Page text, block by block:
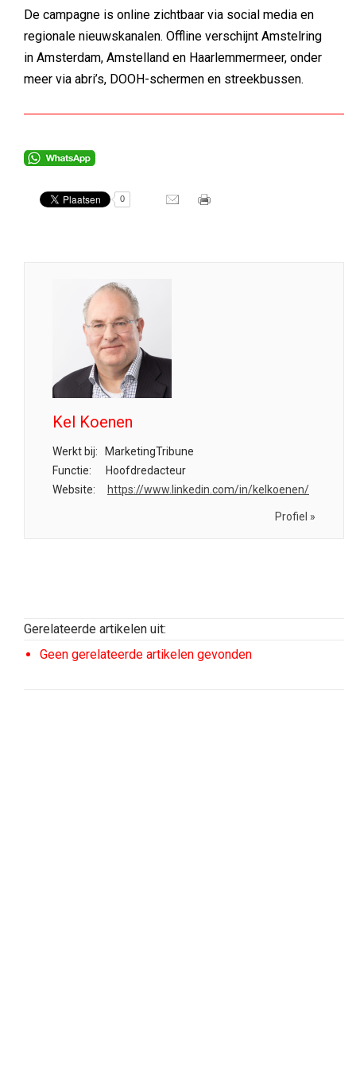
De campagne is online zichtbaar via social media en
regionale nieuwskanalen. Offline verschijnt Amstelring
in Amsterdam, Amstelland en Haarlemmermeer, onder
meer via abri’s, DOOH-schermen en streekbussen.
0
Kel Koenen
Werkt bij:
MarketingTribune
Functie:
Hoofdredacteur
Website:
https://www.linkedin.com/in/kelkoenen/
Profiel »
Gerelateerde artikelen uit:
Geen gerelateerde artikelen gevonden